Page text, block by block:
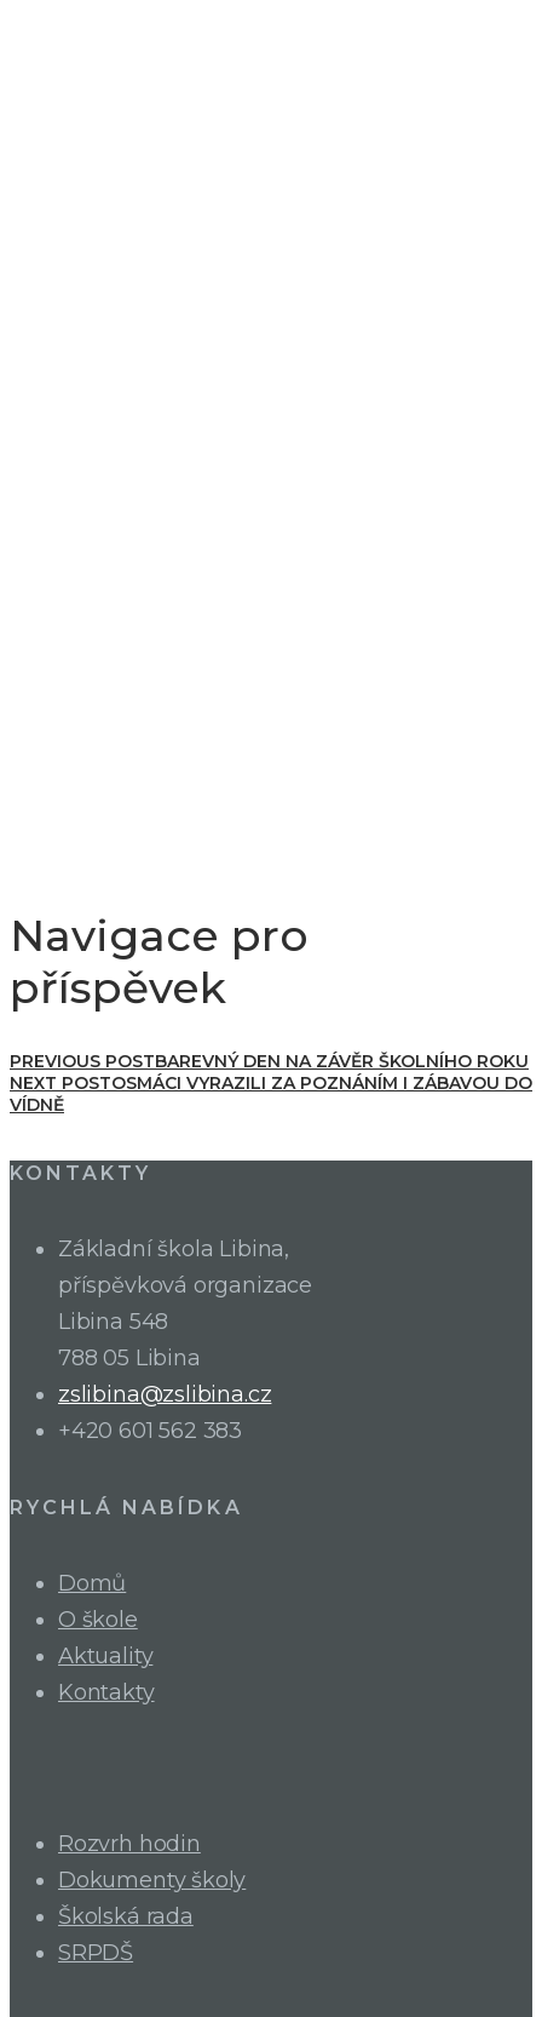
Navigace pro
příspěvek
PREVIOUS POSTBAREVNÝ DEN NA ZÁVĚR ŠKOLNÍHO ROKU
NEXT POSTOSMÁCI VYRAZILI ZA POZNÁNÍM I ZÁBAVOU DO
VÍDNĚ
KONTAKTY
Základní škola Libina,
příspěvková organizace
Libina 548
788 05 Libina
zslibina@zslibina.cz
+420 601 562 383
RYCHLÁ NABÍDKA
Domů
O škole
Aktuality
Kontakty
Rozvrh hodin
Dokumenty školy
Školská rada
SRPDŠ